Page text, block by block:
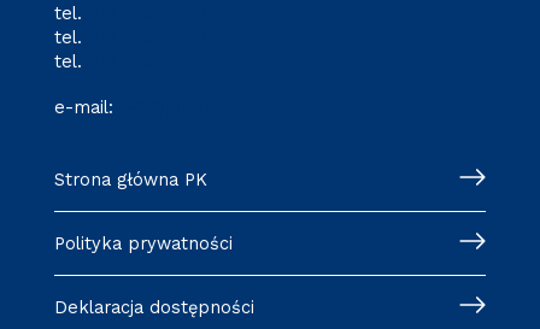
tel.
tel.
tel.
e-mail:
Strona główna PK
Polityka prywatności
Deklaracja dostępności